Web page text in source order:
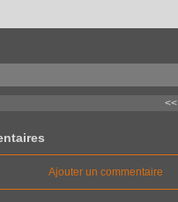
Ajouter un commentaire